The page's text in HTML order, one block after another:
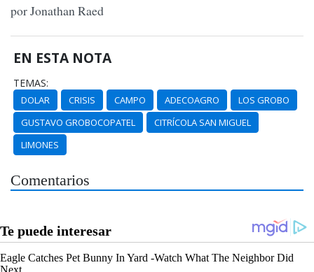
por Jonathan Raed
EN ESTA NOTA
TEMAS:
DOLAR CRISIS CAMPO ADECOAGRO
LOS GROBO
GUSTAVO GROBOCOPATEL
CITRÍCOLA SAN MIGUEL
LIMONES
Comentarios